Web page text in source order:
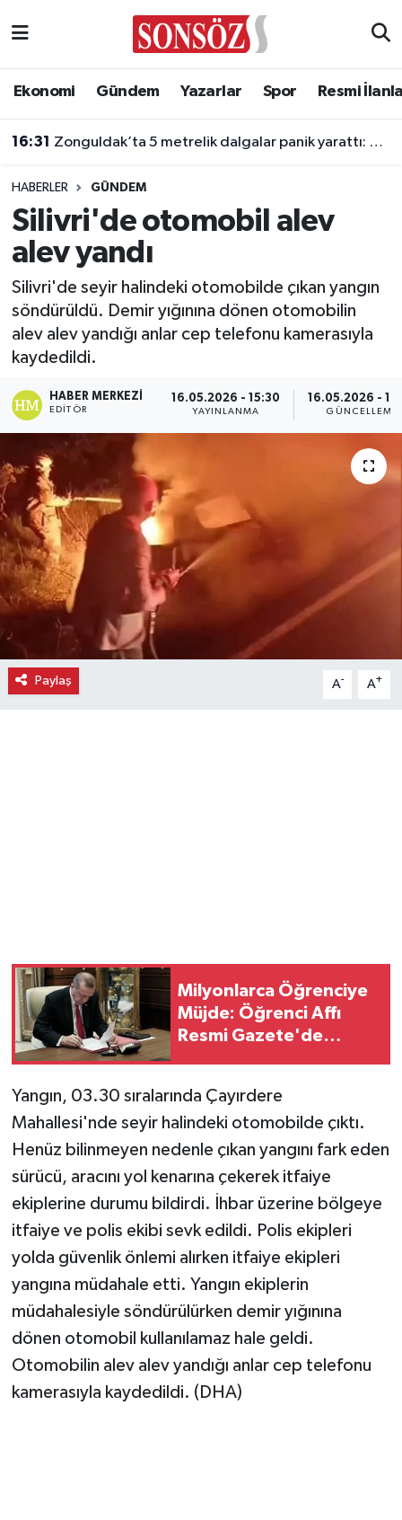
Ekonomi Gündem Yazarlar Spor Resmi
16:31 Zonguldak’ta 5 metrelik dalgalar panik yarattı: 7 kişi kurtarıldı
HABERLER GÜNDEM
Silivri'de otomobil alev
alev yandı
Silivri'de seyir halindeki otomobilde çıkan yangın
söndürüldü. Demir yığınına dönen otomobilin
alev alev yandığı anlar cep telefonu kamerasıyla
kaydedildi.
HABER MERKEZI
EDITÖR
16.05.2026 - 15:30
YAYINLANMA
16.05.2026 -
GÜNCELLEME
Paylaş A- A+
Milyonlarca Öğrenciye
Müjde: Öğrenci Affı
Resmi Gazete'de
Yangın, 03.30 sıralarında Çayırdere
Mahallesi'nde seyir halindeki otomobilde çıktı.
Henüz bilinmeyen nedenle çıkan yangını fark eden
sürücü, aracını yol kenarına çekerek itfaiye
ekiplerine durumu bildirdi. İhbar üzerine bölgeye
itfaiye ve polis ekibi sevk edildi. Polis ekipleri
yolda güvenlik önlemi alırken itfaiye ekipleri
yangına müdahale etti. Yangın ekiplerin
müdahalesiyle söndürülürken demir yığınına
dönen otomobil kullanılamaz hale geldi.
Otomobilin alev alev yandığı anlar cep telefonu
kamerasıyla kaydedildi. (DHA)
Asayiş
Biyografi
Çevre
Diğer
Dünya
Eğitim
Ekonomi
Eleman
Emlak
Gündem
Gurme
Haber
Seri İlan
Siyaset
Sonsöz Özel
Spor
Vasıta
Yaşam
Ankara Nöbetçi Eczaneler
Ankara Trafik Yoğunluk Haritası
Süper Lig Puan Durumu ve Fikstür
Tüm Manşetler
Son Dakika Haberleri
Haber Arşivi